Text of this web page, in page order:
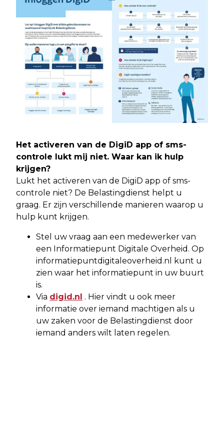
Het activeren van de DigiD app of sms-
controle lukt mij niet. Waar kan ik hulp
krijgen?
Lukt het activeren van de DigiD app of sms-
controle niet? De Belastingdienst helpt u
graag. Er zijn verschillende manieren waarop u
hulp kunt krijgen.
Stel uw vraag aan een medewerker van
een Informatiepunt Digitale Overheid. Op
informatiepuntdigitaleoverheid.nl kunt u
zien waar het informatiepunt in uw buurt
is.
Via digid.nl . Hier vindt u ook meer
informatie over iemand machtigen als u
uw zaken voor de Belastingdienst door
iemand anders wilt laten regelen.